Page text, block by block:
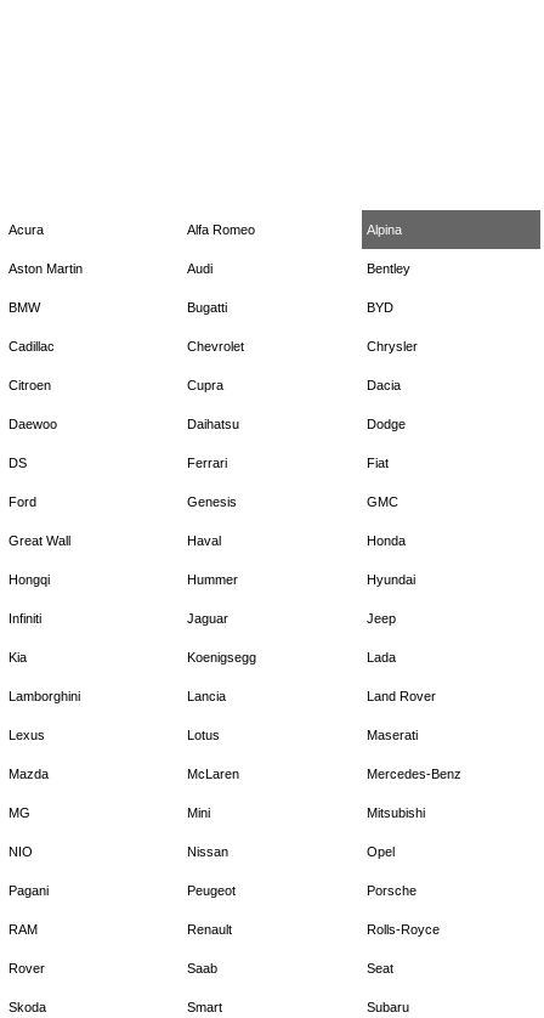
Acura Alfa Romeo Alpina
Aston Martin Audi Bentley
BMW Bugatti BYD
Cadillac Chevrolet Chrysler
Citroen Cupra Dacia
Daewoo Daihatsu Dodge
DS Ferrari Fiat
Ford Genesis GMC
Great Wall Haval Honda
Hongqi Hummer Hyundai
Infiniti Jaguar Jeep
Kia Koenigsegg Lada
Lamborghini Lancia Land Rover
Lexus Lotus Maserati
Mazda McLaren Mercedes-Benz
MG Mini Mitsubishi
NIO Nissan Opel
Pagani Peugeot Porsche
RAM Renault Rolls-Royce
Rover Saab Seat
Skoda Smart Subaru